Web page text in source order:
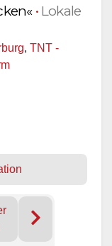
• Lokale
, TNT -